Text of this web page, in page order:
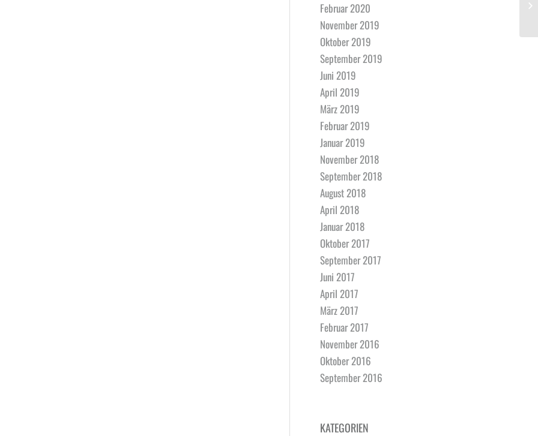
Februar 2020
November 2019
Oktober 2019
September 2019
Juni 2019
April 2019
März 2019
Februar 2019
Januar 2019
November 2018
September 2018
August 2018
April 2018
Januar 2018
Oktober 2017
September 2017
Juni 2017
April 2017
März 2017
Februar 2017
November 2016
Oktober 2016
September 2016
KATEGORIEN